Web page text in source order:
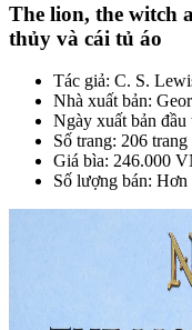
The lion, the witch
thủy và cái tủ áo
Tác giả: C. S.
Nhà xuất bản:
Ngày xuất bản đầu
Số trang: 206 trang
Giá bìa: 246.000
Số lượng bán: Hơn